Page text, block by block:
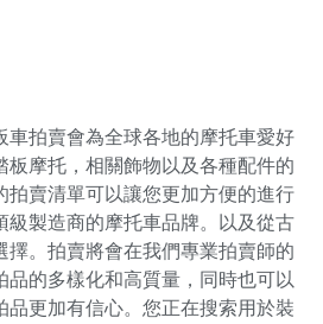
車拍賣會為全球各地的摩托車愛好
板摩托，相關飾物以及各種配件的
拍賣清單可以讓您更加方便的進行
級製造商的摩托車品牌。以及從古
擇。拍賣將會在我們專業拍賣師的
品的多樣化和高質量，同時也可以
品更加有信心。您正在搜索用於裝